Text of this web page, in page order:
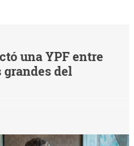
una YPF entre
grandes del